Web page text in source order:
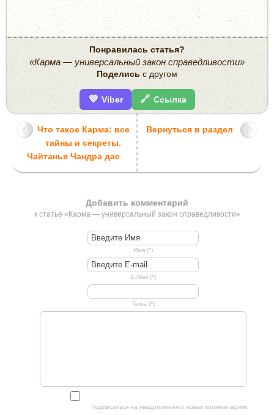
Понравилась статья?
«Карма — универсальный закон справедливости»
Поделись с другом
💜 Viber 🔗 Ссылка
Что такое Карма: все
тайны и секреты.
Чайтанья Чандра дас
Вернуться в раздел
Добавить комментарий
к статье «Карма — универсальный закон справедливости»
Имя (*)
E-Mail (*)
Тема (*)
Подписаться на уведомления о новых комментариях